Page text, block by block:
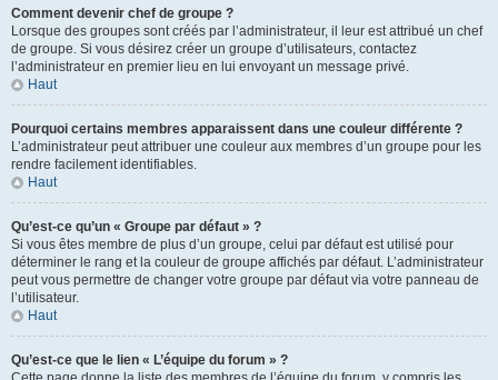
Comment devenir chef de groupe ?
Lorsque des groupes sont créés par l’administrateur, il leur est attribué un chef
de groupe. Si vous désirez créer un groupe d’utilisateurs, contactez
l’administrateur en premier lieu en lui envoyant un message privé.
Haut
Pourquoi certains membres apparaissent dans une couleur différente ?
L’administrateur peut attribuer une couleur aux membres d’un groupe pour les
rendre facilement identifiables.
Haut
Qu’est-ce qu’un « Groupe par défaut » ?
Si vous êtes membre de plus d’un groupe, celui par défaut est utilisé pour
déterminer le rang et la couleur de groupe affichés par défaut. L’administrateur
peut vous permettre de changer votre groupe par défaut via votre panneau de
l’utilisateur.
Haut
Qu’est-ce que le lien « L’équipe du forum » ?